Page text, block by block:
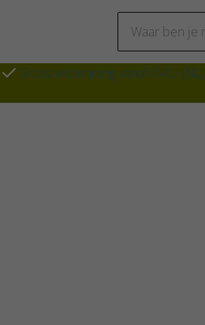
Gratis verzending vanaf €40,- (NL)